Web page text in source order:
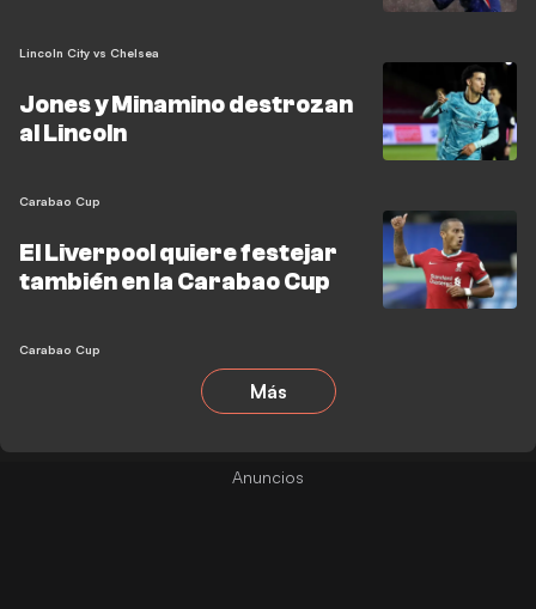
Lincoln City vs Chelsea
Jones y Minamino destrozan
al Lincoln
Carabao Cup
El Liverpool quiere festejar
también en la Carabao Cup
Carabao Cup
Más